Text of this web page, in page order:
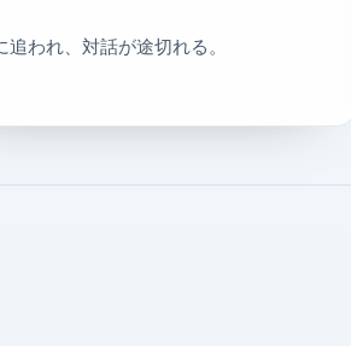
追われ、対話が途切れる。